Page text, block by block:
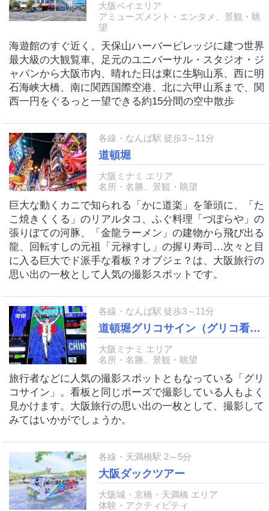
大阪ベイエリア
アミューズメント・エンタメ、景観・眺
望
海遊館のすぐ近く、天保山ハーバービレッジに建つ世界
最大級の大観覧車。足元のユニバーサル・スタジオ・ジ
ャパンから大阪市内、晴れた日は東に生駒山系、西に明
石海峡大橋、南に関西国際空港、北に六甲山系まで、関
西一円をぐるっと一望できる約15分間の空中散歩
各線・なんば駅 徒歩3～11分
道頓堀
大阪ミナミ エリア
名所・名勝、景観・眺望
巨大な動くカニで知られる「かに道楽」を筆頭に、「た
こ焼きくくる」のリアルタコ、ふぐ料理「づぼらや」の
張りぼての河豚、「金龍ラーメン」の建物から飛び出る
龍、回転すしの元祖「元禄すし」の握り寿司…次々と目
に入る巨大でド派手な看板？オブジェ？は、大阪旅行の
思い出の一枚として人気の撮影スポットです。
各線・なんば駅 徒歩3～11分
道頓堀グリコサイン（グリコ看板）
大阪ミナミ エリア
名所・名勝、景観・眺望
旅行者などに人気の撮影スポットともなっている「グリ
コサイン」。看板と同じポーズで撮影している人もよく
見かけます。大阪旅行の思い出の一枚として、撮影して
みてはいかがでしょうか。
各線・天満橋駅 2～5分
大阪ダックツアー
大阪城・京橋・天満橋 エリア
体験・アクティビティ